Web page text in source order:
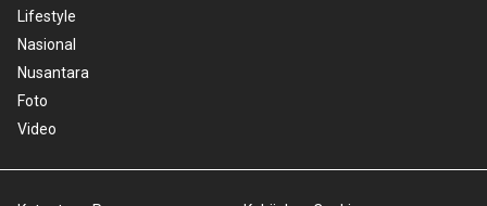
Lifestyle
Nasional
Nusantara
Foto
Video